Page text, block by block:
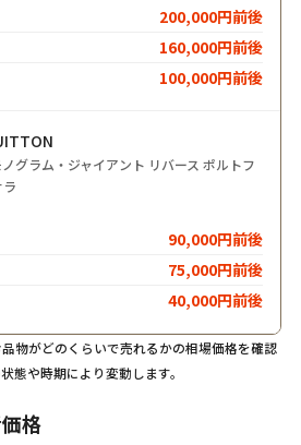
200,000円前後
160,000円前後
100,000円前後
グラム・ジャイアント リバース ポルトフ
90,000円前後
75,000円前後
40,000円前後
物がどのくらいで売れるかの相場価格を確認
態や時期により変動します。
格